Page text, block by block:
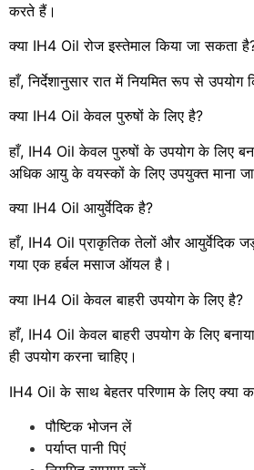
करते हैं।
क्या IH4 Oil रोज इस्तेमाल किया जा सकता
हाँ, निर्देशानुसार रात में नियमित रूप से
क्या IH4 Oil केवल पुरुषों के लिए है?
हाँ, IH4 Oil केवल पुरुषों के उपयोग के लिए
अधिक आयु के वयस्कों के लिए उपयुक्त माना
क्या IH4 Oil आयुर्वेदिक है?
हाँ, IH4 Oil प्राकृतिक तेलों और आयुर्वेदिक
गया एक हर्बल मसाज ऑयल है।
क्या IH4 Oil केवल बाहरी उपयोग के लिए है?
हाँ, IH4 Oil केवल बाहरी उपयोग के लिए
ही उपयोग करना चाहिए।
IH4 Oil के साथ बेहतर परिणाम के लिए क्या
पौष्टिक भोजन लें
पर्याप्त पानी पिएं